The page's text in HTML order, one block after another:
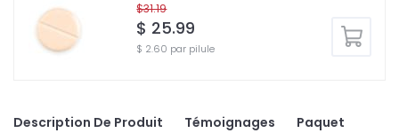
$31.19
$ 25.99
$ 2.60 par pilule
Description De Produit Témoignages Paquet